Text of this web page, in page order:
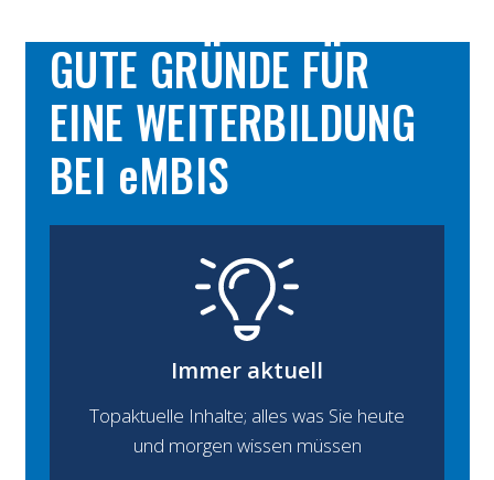
GUTE GRÜNDE FÜR
EINE WEITERBILDUNG
BEI eMBIS
Immer aktuell
Topaktuelle Inhalte; alles was Sie heute
und morgen wissen müssen